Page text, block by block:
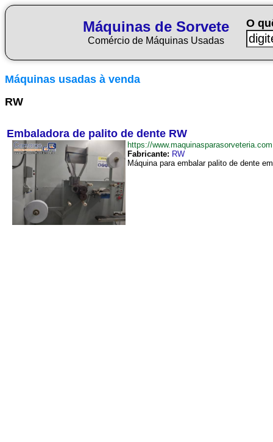
Máquinas de Sorvete
Comércio de Máquinas Usadas
O
Máquinas usadas à venda
RW
Embaladora de palito de dente RW
https://
Fabricante: RW
Máquina para embalar palito de dente